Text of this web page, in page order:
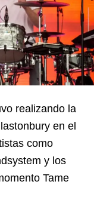
realizando la
en el
como
y los
Tame